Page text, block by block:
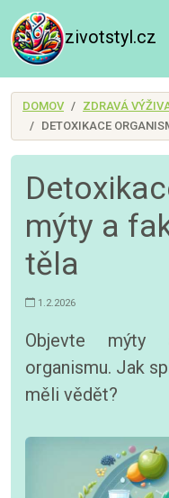
zivotstyl.cz
DOMOV
ZDRAVÁ
DETOXIKACE
mýty a
těla
1.2.2026
Objevte
organismu. Jak
měli vědět?